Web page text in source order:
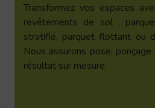
Transformez vos espaces
revêtements de sol :
stratifié, parquet flottant ou
Nous assurons pose,
résultat sur mesure.